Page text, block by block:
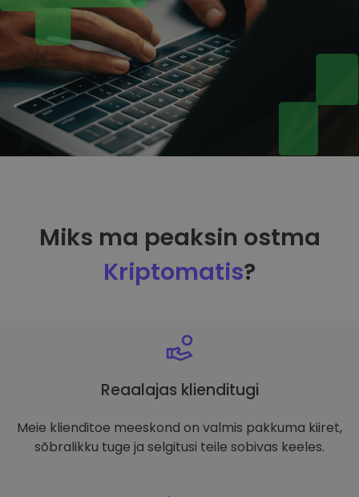
Miks ma peaksin ostma
Kriptomatis?
Reaalajas klienditugi
Meie klienditoe meeskond on valmis pakkuma kiiret,
sõbralikku tuge ja selgitusi teile sobivas keeles.